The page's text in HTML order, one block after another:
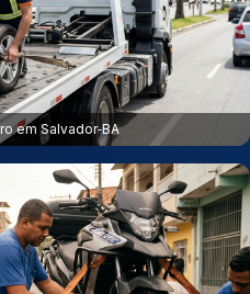
em Salvador‑BA